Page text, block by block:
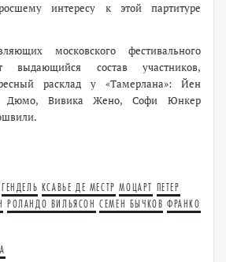
интересу к этой партитуре
московского фестивального
выдающийся состав участников,
расклад у «Тамерлана»: Йен
Дюмо, Вивика Жено, Софи Юнкер
ГЕНДЕЛЬ КСАВЬЕ ДЕ МЕСТР МОЦАРТ ПЕТЕР
РОЛАНДО ВИЛЬЯСОН СЕМЕН БЫЧКОВ ФРАНКО